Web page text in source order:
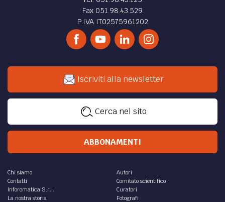
Fax 051.98.43.529
P.IVA IT02575961202
Iscriviti alla newsletter
Cerca nel sito
ABBONAMENTI
Chi siamo
Contatti
Inforomatica S.r.l.
La nostra storia
Autori
Comitato scientifico
Curatori
Fotografi